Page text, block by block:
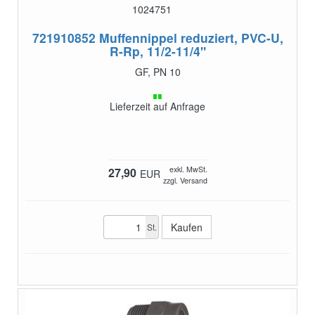
1024751
721910852 Muffennippel reduziert, PVC-U,
R-Rp, 11/2-11/4"
GF, PN 10
Lieferzeit auf Anfrage
27,90 EUR
exkl. MwSt.
zzgl. Versand
St.